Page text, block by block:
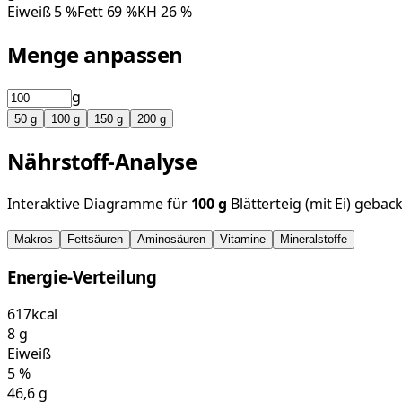
Eiweiß5%Fett 69%KH 26%
Menge anpassen
g
50 g 100 g 150 g 200 g
Nährstoff-Analyse
Interaktive Diagramme für 100g Blätterteig (mit Ei)
Makros Fettsäuren Aminosäuren Vitamine Mineralstoffe
Energie-Verteilung
617kcal
8g
Eiweiß
5%
46,6g